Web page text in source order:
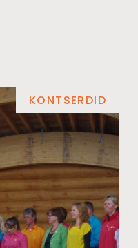
KONTSERDID